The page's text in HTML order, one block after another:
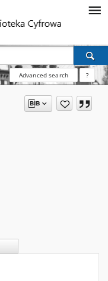
Advanced search ?